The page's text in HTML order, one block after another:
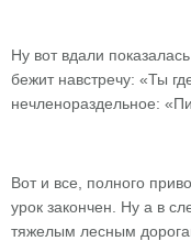
Ну вот вдали
бежит навстречу: «Ты
нечленораздельное:
Вот и все, полного
урок закончен. Ну а в
тяжелым лесным